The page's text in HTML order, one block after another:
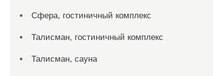
Сфера, гостиничный комплекс
Талисман, гостиничный комплекс
Талисман, сауна